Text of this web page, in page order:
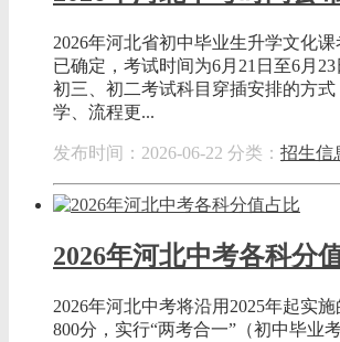
2026年河北省初中毕业生升学文化
已确定，考试时间为6月21日至6月
初三、初二考试科目穿插安排的方
学、流程更...
发布时间：2026-06-22 分类： 招生信
2026年河北中考各科分
2026年河北中考将沿用2025年起实
800分‌，实行“两考合一”（初中毕业